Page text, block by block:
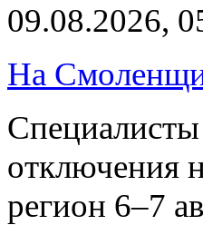
09.08.2026,
На
отключения
регион 6–7